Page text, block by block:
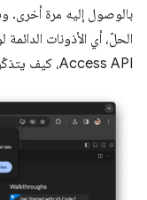
بالوصول إليه مرة أخرى.
Access API، كيف يتذكّر VS Code المجلدات الحديثة؟